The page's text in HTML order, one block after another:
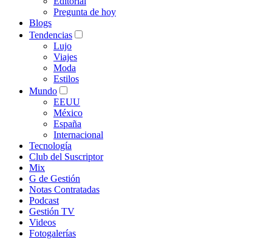
Pregunta de hoy
Blogs
Tendencias
Lujo
Viajes
Moda
Estilos
Mundo
EEUU
México
España
Internacional
Tecnología
Club del Suscriptor
Mix
G de Gestión
Notas Contratadas
Podcast
Gestión TV
Videos
Fotogalerías